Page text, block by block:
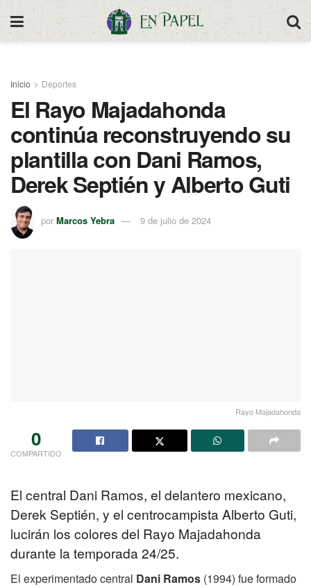
Inicio Deportes
El Rayo Majadahonda
continúa reconstruyendo su
plantilla con Dani Ramos,
Derek Septién y Alberto Guti
por Marcos Yebra 9 de julio de 2024
Rayo Majadahonda
0
COMPARTIDO
El central Dani Ramos, el delantero mexicano,
Derek Septién, y el centrocampista Alberto Guti,
lucirán los colores del Rayo Majadahonda
durante la temporada 24/25.
El experimentado central Dani Ramos (1994) fue formado